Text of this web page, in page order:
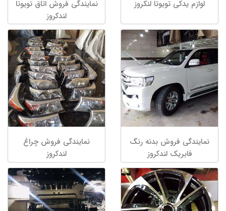
لوازم یدکی تویوتا لنکروز
نمایندگی فروش اتاق تویوتا
لندکروز
نمایندگی فروش بدنه رنگ
فابریک لندکروز
نمایندگی فروش چراغ
لندکروز